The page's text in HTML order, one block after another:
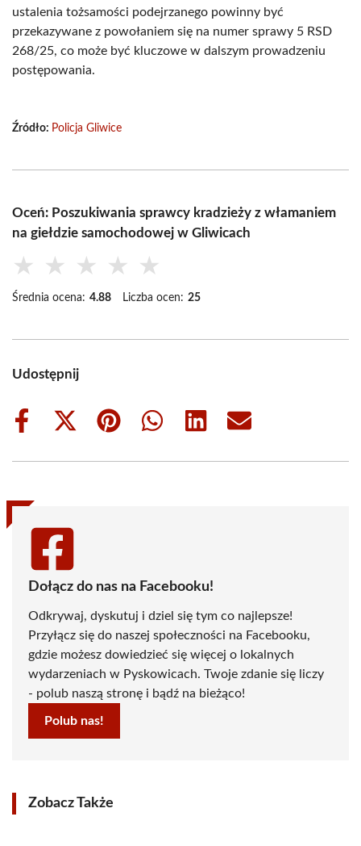
ustalenia tożsamości podejrzanego powinny być
przekazywane z powołaniem się na numer sprawy 5 RSD
268/25, co może być kluczowe w dalszym prowadzeniu
postępowania.
Źródło: Policja Gliwice
Oceń: Poszukiwania sprawcy kradzieży z włamaniem
na giełdzie samochodowej w Gliwicach
★ ★ ★ ★ ★
Średnia ocena: 4.88 Liczba ocen: 25
Udostępnij
Share
Share
(Twitter)
Share
Share
Share
Share
Dołącz do nas na Facebooku!
Odkrywaj, dyskutuj i dziel się tym co najlepsze!
Przyłącz się do naszej społeczności na Facebooku,
gdzie możesz dowiedzieć się więcej o lokalnych
wydarzeniach w Pyskowicach. Twoje zdanie się liczy
- polub naszą stronę i bądź na bieżąco!
Polub nas!
Zobacz Także